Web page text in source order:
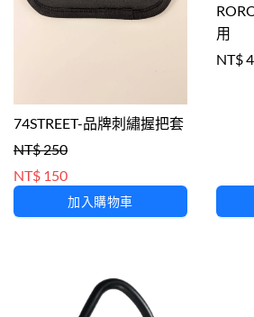
74STREET-品牌刺繡握把套
NT$ 250
NT$ 150
加入購物車
用
NT$